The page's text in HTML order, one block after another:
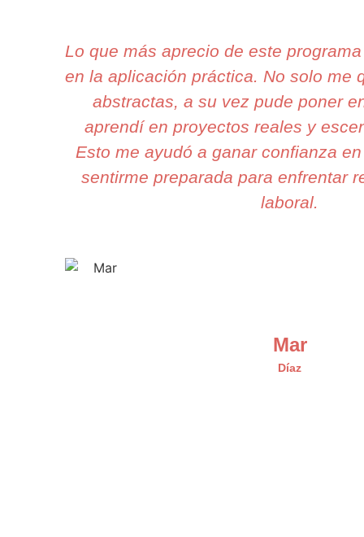
Lo que más aprecio de este
en la aplicación práctica. No solo me
abstractas, a su vez pude poner
aprendí en proyectos reales y
Esto me ayudó a ganar confianza
sentirme preparada para enfrentar
laboral.
Mar
Díaz